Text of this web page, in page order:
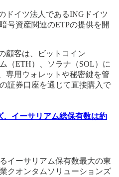
ドイツ法人であるINGドイツ
号資産関連のETPの提供を開
顧客は、ビットコイン
（ETH）、ソラナ（SOL）に
専用ウォレットや秘密鍵を管
証券口座を通じて直接購入で
イーサリアム総保有数は約
イーサリアム保有数最大の東
クオンタムソリューションズ